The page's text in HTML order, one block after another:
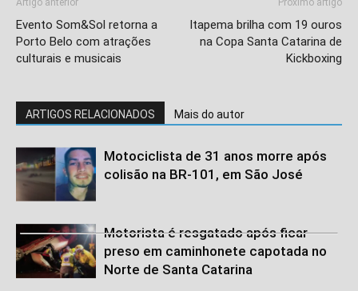
Evento Som&Sol retorna a
Porto Belo com atrações
culturais e musicais
Itapema brilha com 19 ouros
na Copa Santa Catarina de
Kickboxing
ARTIGOS RELACIONADOS Mais do autor
Motociclista de 31 anos morre após
colisão na BR-101, em São José
Motorista é resgatado após ficar
preso em caminhonete capotada no
Norte de Santa Catarina